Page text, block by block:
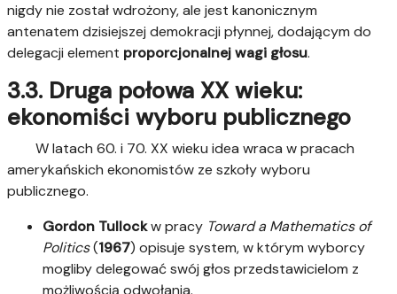
nigdy nie został wdrożony, ale jest kanonicznym
antenatem dzisiejszej demokracji płynnej, dodającym do
delegacji element proporcjonalnej wagi głosu.
3.3. Druga połowa XX wieku:
ekonomiści wyboru publicznego
W latach 60. i 70. XX wieku idea wraca w pracach
amerykańskich ekonomistów ze szkoły wyboru
publicznego.
Gordon Tullockw pracy Toward a Mathematics of
Politics(1967) opisuje system, w którym wyborcy
mogliby delegować swój głos przedstawicielom z
możliwością odwołania.